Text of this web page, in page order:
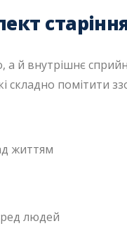
а й внутрішнє
складно помітити
життям
людей